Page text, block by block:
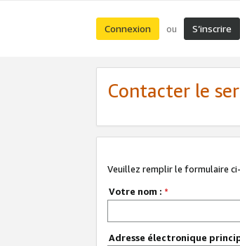
Connexion ou S’inscrire
Contacter le
Veuillez remplir le formulaire
Votre nom : *
Adresse électronique